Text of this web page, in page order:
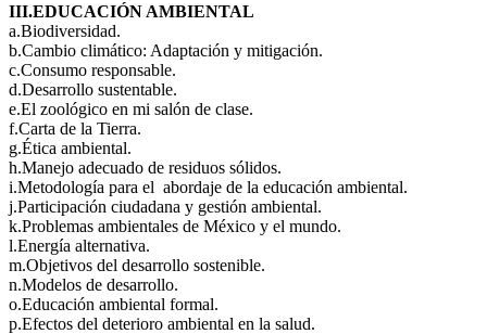
III.EDUCACIÓN AMBIENTAL
a.Biodiversidad.
b.Cambio climático: Adaptación y mitigación.
c.Consumo responsable.
d.Desarrollo sustentable.
e.El zoológico en mi salón de clase.
f.Carta de la Tierra.
g.Ética ambiental.
h.Manejo adecuado de residuos sólidos.
i.Metodología para el abordaje de la educación ambiental.
j.Participación ciudadana y gestión ambiental.
k.Problemas ambientales de México y el mundo.
l.Energía alternativa.
m.Objetivos del desarrollo sostenible.
n.Modelos de desarrollo.
o.Educación ambiental formal.
p.Efectos del deterioro ambiental en la salud.